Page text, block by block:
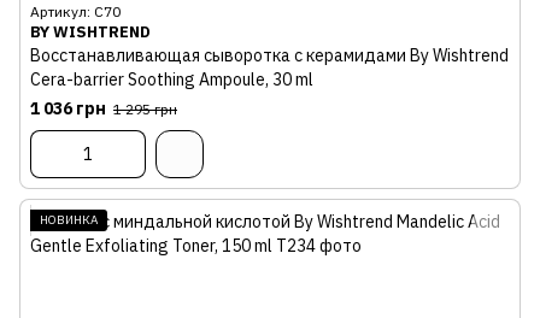
Артикул: С70
BY WISHTREND
Восстанавливающая сыворотка с керамидами By Wishtrend
Cera-barrier Soothing Ampoule, 30 ml
1 036 грн 1 295 грн
НОВИНКА